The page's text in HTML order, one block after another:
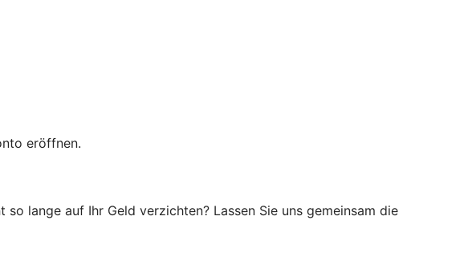
eröffnen.
lange auf Ihr Geld verzichten? Lassen Sie uns gemeinsam die